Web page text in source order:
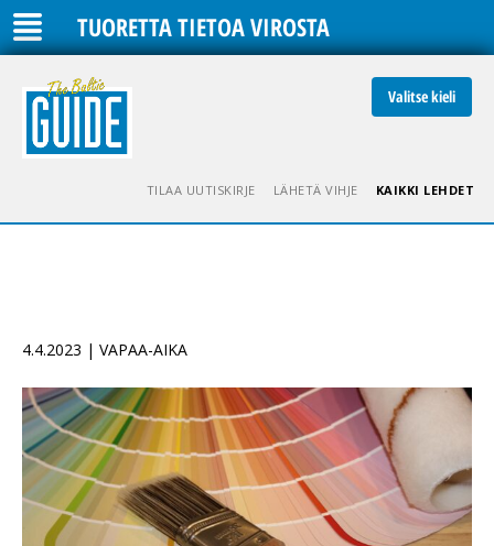
TUORETTA TIETOA VIROSTA
Valitse kieli
TILAA UUTISKIRJE LÄHETÄ VIHJE KAIKKI LEHDET
4.4.2023 | VAPAA-AIKA